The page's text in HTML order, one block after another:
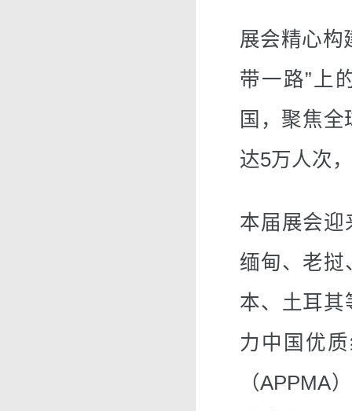
展会精心构
带一路”上
国，聚焦
达5万人次
本届展会迎
缅甸、老挝
本、土耳其
力中国优
（APPMA